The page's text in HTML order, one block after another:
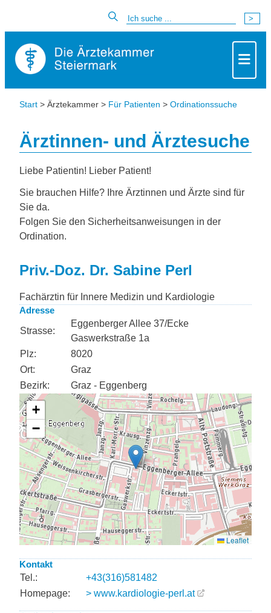
Start > Ärztekammer > Für Patienten > Ordinationssuche
Ärztinnen- und Ärztesuche
Liebe Patientin! Lieber Patient!
Sie brauchen Hilfe? Ihre Ärztinnen und Ärzte sind für
Sie da.
Folgen Sie den Sicherheitsanweisungen in der
Ordination.
Priv.-Doz. Dr. Sabine Perl
Fachärztin für Innere Medizin und Kardiologie
Adresse
Strasse:
Eggenberger Allee 37/Ecke
Gaswerkstraße 1a
Plz:
8020
Ort:
Graz
Bezirk:
Graz - Eggenberg
Kontakt
Tel.:
+43(316)581482
Homepage:
> www.kardiologie-perl.at